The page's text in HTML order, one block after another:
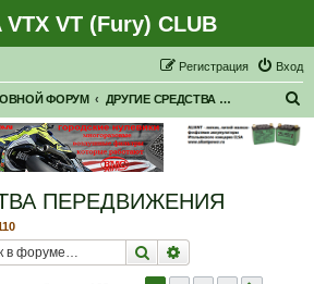
VTX VT (Fury) CLUB
Вход
Регистрация
ФОРУМ ДРУГИЕ СРЕДСТВА ПЕРЕДВИЖЕНИЯ
ПЕРЕДВИЖЕНИЯ
Поиск